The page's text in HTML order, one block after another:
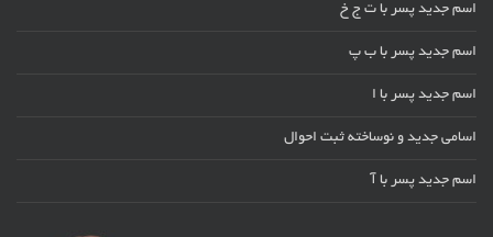
اسم جدید پسر با ت ج خ
اسم جدید پسر با ب پ
اسم جدید پسر با ا
اسامی جدید و نوساخته ثبت احوال
اسم جدید پسر با آ